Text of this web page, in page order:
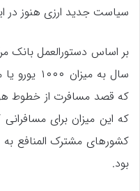
سیاست جدید ارزی هنوز در
بر اساس دستورالعمل بانک
سال به
که قصد مسافرت از خطوط
که این میزان برای
بود.